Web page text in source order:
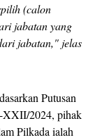
(calon
jabatan yang
jabatan," jelas
Putusan
XXII/2024, pihak
Pilkada ialah